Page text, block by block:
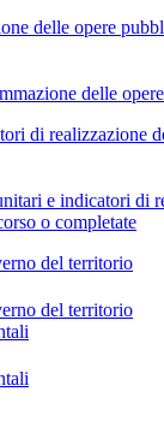
delle opere
delle
di realizzazione
e indicatori di
o completate
del territorio
del territorio